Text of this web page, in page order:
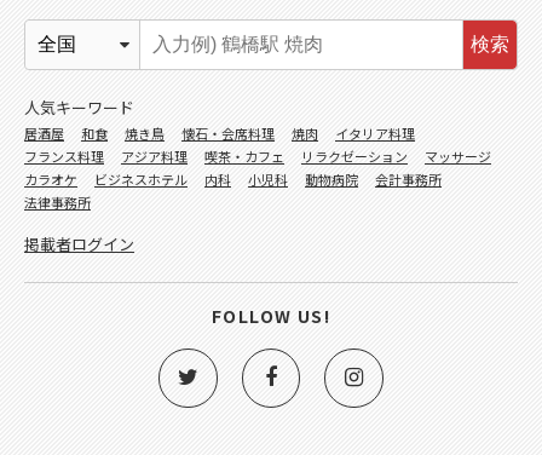
検索
人気キーワード
居酒屋 和食 焼き鳥 懐石・会席料理 焼肉
イタリア料理
フランス料理
アジア料理 喫茶・カフェ リラクゼーション
マッサージ
カラオケ
ビジネスホテル 内科 小児科 動物病院
会計事務所
法律事務所
掲載者ログイン
FOLLOW US!